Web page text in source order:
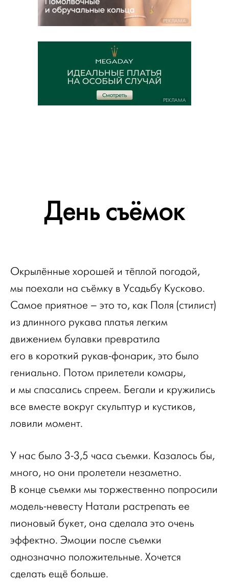
РЕКЛАМА
РЕКЛАМА
День съёмок
Окрылённые хорошей и тёплой погодой,
мы поехали на съёмку в Усадьбу Кусково.
Самое приятное – это то, как Поля (стилист)
из длинного рукава платья легким
движением булавки превратила
его в короткий рукав-фонарик, это было
гениально. Потом прилетели комары,
и мы спасались спреем. Бегали и кружились
все вместе вокруг скульптур и кустиков,
ловили момент.
У нас было 3-3,5 часа съемки. Казалось бы,
много, но они пролетели незаметно.
В конце съемки мы торжественно попросили
модель-невесту Натали растрепать ее
пионовый букет, она сделала это очень
эффектно. Эмоции после съемки
однозначно положительные. Хочется
сделать ещё больше.